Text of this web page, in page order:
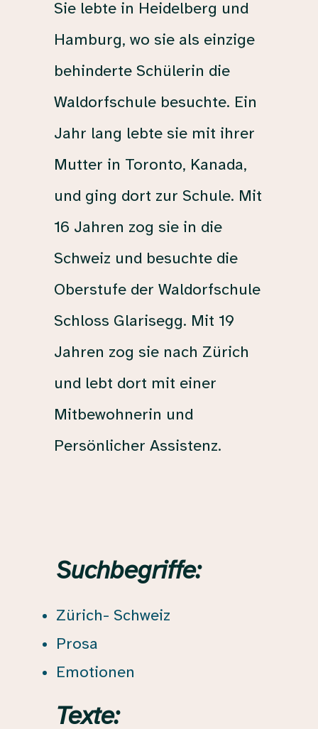
Sie lebte in Heidelberg und
Hamburg, wo sie als einzige
behinderte Schülerin die
Waldorfschule besuchte. Ein
Jahr lang lebte sie mit ihrer
Mutter in Toronto, Kanada,
und ging dort zur Schule. Mit
16 Jahren zog sie in die
Schweiz und besuchte die
Oberstufe der Waldorfschule
Schloss Glarisegg. Mit 19
Jahren zog sie nach Zürich
und lebt dort mit einer
Mitbewohnerin und
Persönlicher Assistenz.
Suchbegriffe:
Zürich- Schweiz
Prosa
Emotionen
Texte: